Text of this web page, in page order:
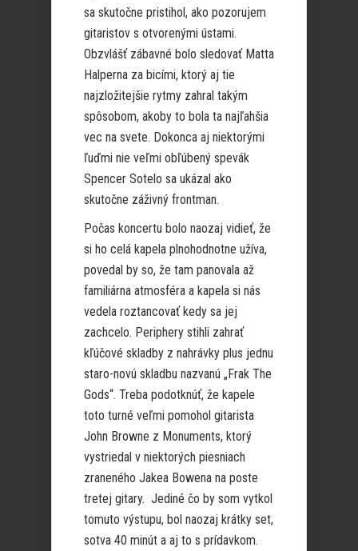
sa skutočne pristihol, ako pozorujem
gitaristov s otvorenými ústami.
Obzvlášť zábavné bolo sledovať Matta
Halperna za bicími, ktorý aj tie
najzložitejšie rytmy zahral takým
spôsobom, akoby to bola ta najľahšia
vec na svete. Dokonca aj niektorými
ľuďmi nie veľmi obľúbený spevák
Spencer Sotelo sa ukázal ako
skutočne záživný frontman.
Počas koncertu bolo naozaj vidieť, že
si ho celá kapela plnohodnotne užíva,
povedal by so, že tam panovala až
familiárna atmosféra a kapela si nás
vedela roztancovať kedy sa jej
zachcelo. Periphery stihli zahrať
kľúčové skladby z nahrávky plus jednu
staro-novú skladbu nazvanú „Frak The
Gods“. Treba podotknúť, že kapele
toto turné veľmi pomohol gitarista
John Browne z Monuments, ktorý
vystriedal v niektorých piesniach
zraneného Jakea Bowena na poste
tretej gitary. Jediné čo by som vytkol
tomuto výstupu, bol naozaj krátky set,
sotva 40 minút a aj to s prídavkom.